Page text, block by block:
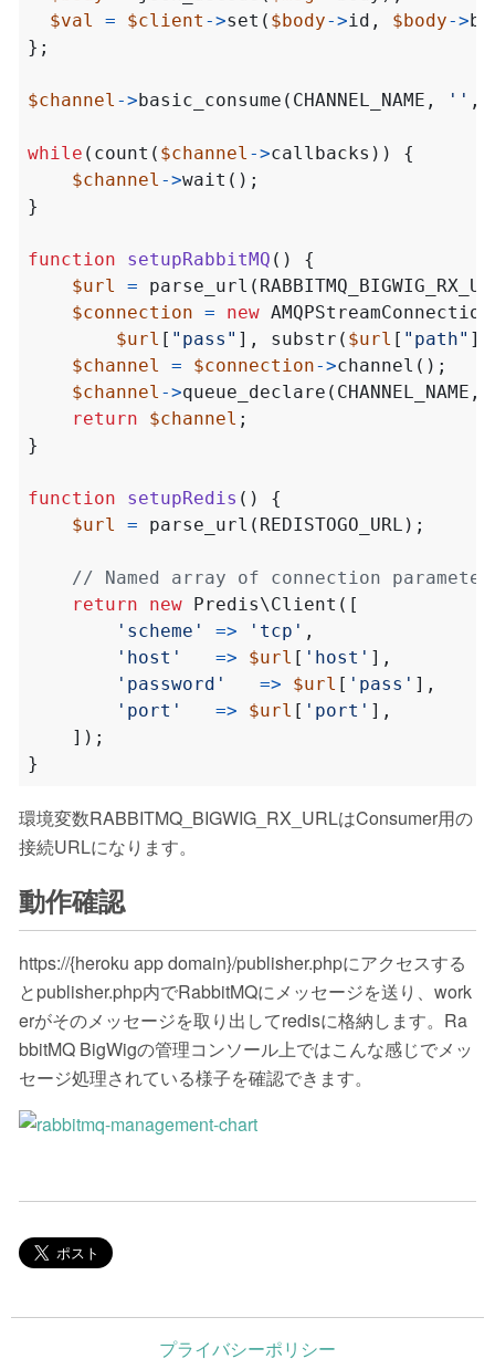
$val
= $client ->set ( $body->id , $body->
};
$channel ->basic_consume ( CHANNEL_NAME , '' ,
while ( count ( $channel ->callbacks ))
{
$channel ->wait ();
}
function setupRabbitMQ ()
{
$url
= parse_url (
$connection = new AMQPStreamConnection
$url [ "pass" ], substr ( $url [ "path" ],
$channel
= $connection->channel ();
$channel ->queue_declare ( CHANNEL_NAME ,
return
$channel ;
}
function setupRedis ()
{
$url
= parse_url ( REDISTOGO_URL );
return new Predis\Client ([
'scheme'
=> 'tcp' ,
'host'
=> $url [ 'host' ],
'password'
=> $url [ 'pass' ],
'port'
=> $url [ 'port' ],
]);
}
環境変数RABBITMQ_BIGWIG_RX_URLはConsumer用の
接続URLになります。
動作確認
https://{heroku app domain}/publisher.phpにアクセスする
とpublisher.php内でRabbitMQにメッセージを送り、work
erがそのメッセージを取り出してredisに格納します。Ra
bbitMQ BigWigの管理コンソール上ではこんな感じでメッ
セージ処理されている様子を確認できます。
プライバシーポリシー